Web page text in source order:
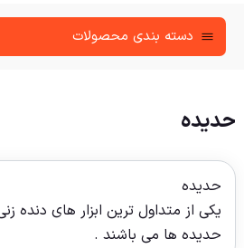
دسته‌ بندی محصولات
حدیده
حدیده
یکی از متداول ترین ابزار های دنده
حدیده ها می باشند .